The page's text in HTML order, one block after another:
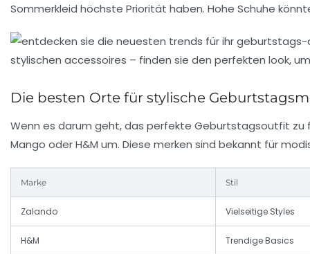
Sommerkleid höchste Priorität haben. Hohe Schuhe
Die besten Orte für stylische
Wenn es darum geht, das perfekte Geburtstagsoutfit zu
Mango oderH&M um. Diese merken sind bekannt für
Marke Stil
Zalando Vielseitige Styles
H&M Trendige Basics